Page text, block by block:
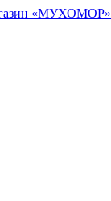
«МУХОМОР»